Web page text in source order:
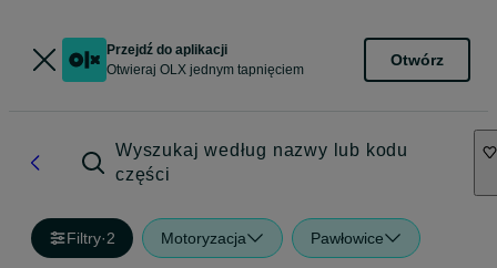
Przejdź do aplikacji
Otwieraj OLX jednym tapnięciem
Otwórz
Wyszukaj według nazwy lub kodu
części
Filtry·2 Motoryzacja Pawłowice